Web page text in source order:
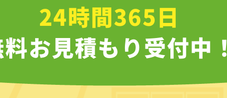
24時間365日
お見積もり受付中！